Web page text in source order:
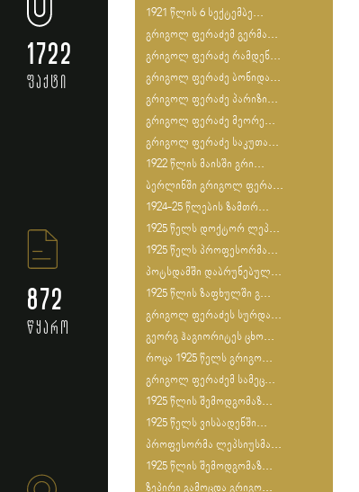
1722
ფაქტი
872
წყარო
1921 წლის 6 სექტემბე...
გრიგოლ ფერაძემ გერმა...
გრიგოლ ფერაძე რამდენ...
გრიგოლ ფერაძე ბონიდა...
გრიგოლ ფერაძე პარიზი...
გრიგოლ ფერაძე მეორე...
გრიგოლ ფერაძე საკუთა...
1922 წლის მაისში გრი...
ბერლინში გრიგოლ ფერა...
1924-25 წლების ზამთრ...
1925 წელს დოქტორ ლეპ...
1925 წელს პროფესორმა...
პოტსდამში დაბრუნებულ...
1925 წლის ზაფხულში გ...
გრიგოლ ფერაძეს სურდა...
გეორგ ჰაგიორიტეს ცხო...
როცა 1925 წელს გრიგო...
გრიგოლ ფერაძემ სამეც...
1925 წლის შემოდგომაზ...
1925 წელს ვისბადენში...
პროფესორმა ლეპსიუსმა...
1925 წლის შემოდგომაზ...
ზეპირი გამოცდა გრიგო...